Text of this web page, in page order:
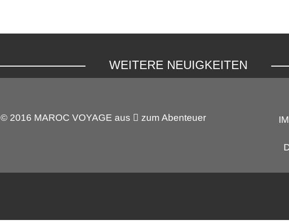
WEITERE NEUIGKEITEN
© 2016 MAROC VOYAGE aus zum Abenteuer